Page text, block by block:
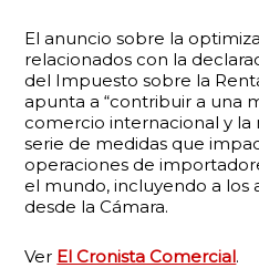
El anuncio sobre la
relacionados con la
del Impuesto sobre la
apunta a “contribuir a una
comercio internacional y
serie de medidas que
operaciones de
el mundo, incluyendo a los
desde la Cámara.
Ver El Cronista Comercial.